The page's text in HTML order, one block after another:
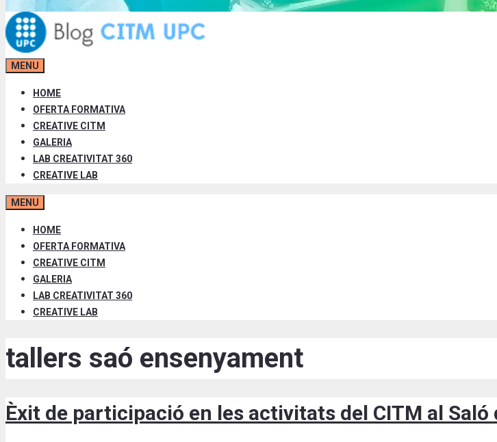
MENU
HOME
OFERTA FORMATIVA
CREATIVE CITM
GALERIA
LAB CREATIVITAT 360
CREATIVE LAB
MENU
HOME
OFERTA FORMATIVA
CREATIVE CITM
GALERIA
LAB CREATIVITAT 360
CREATIVE LAB
tallers saó ensenyament
Èxit de participació en les activitats del CITM al Saló